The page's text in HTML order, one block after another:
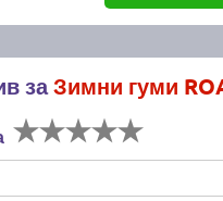
заЗимни гуми